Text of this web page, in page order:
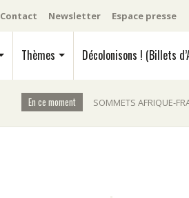
Contact Newsletter Espace presse
Thèmes Décolonisons ! (Billets
En ce moment SOMMETS AFRIQUE-